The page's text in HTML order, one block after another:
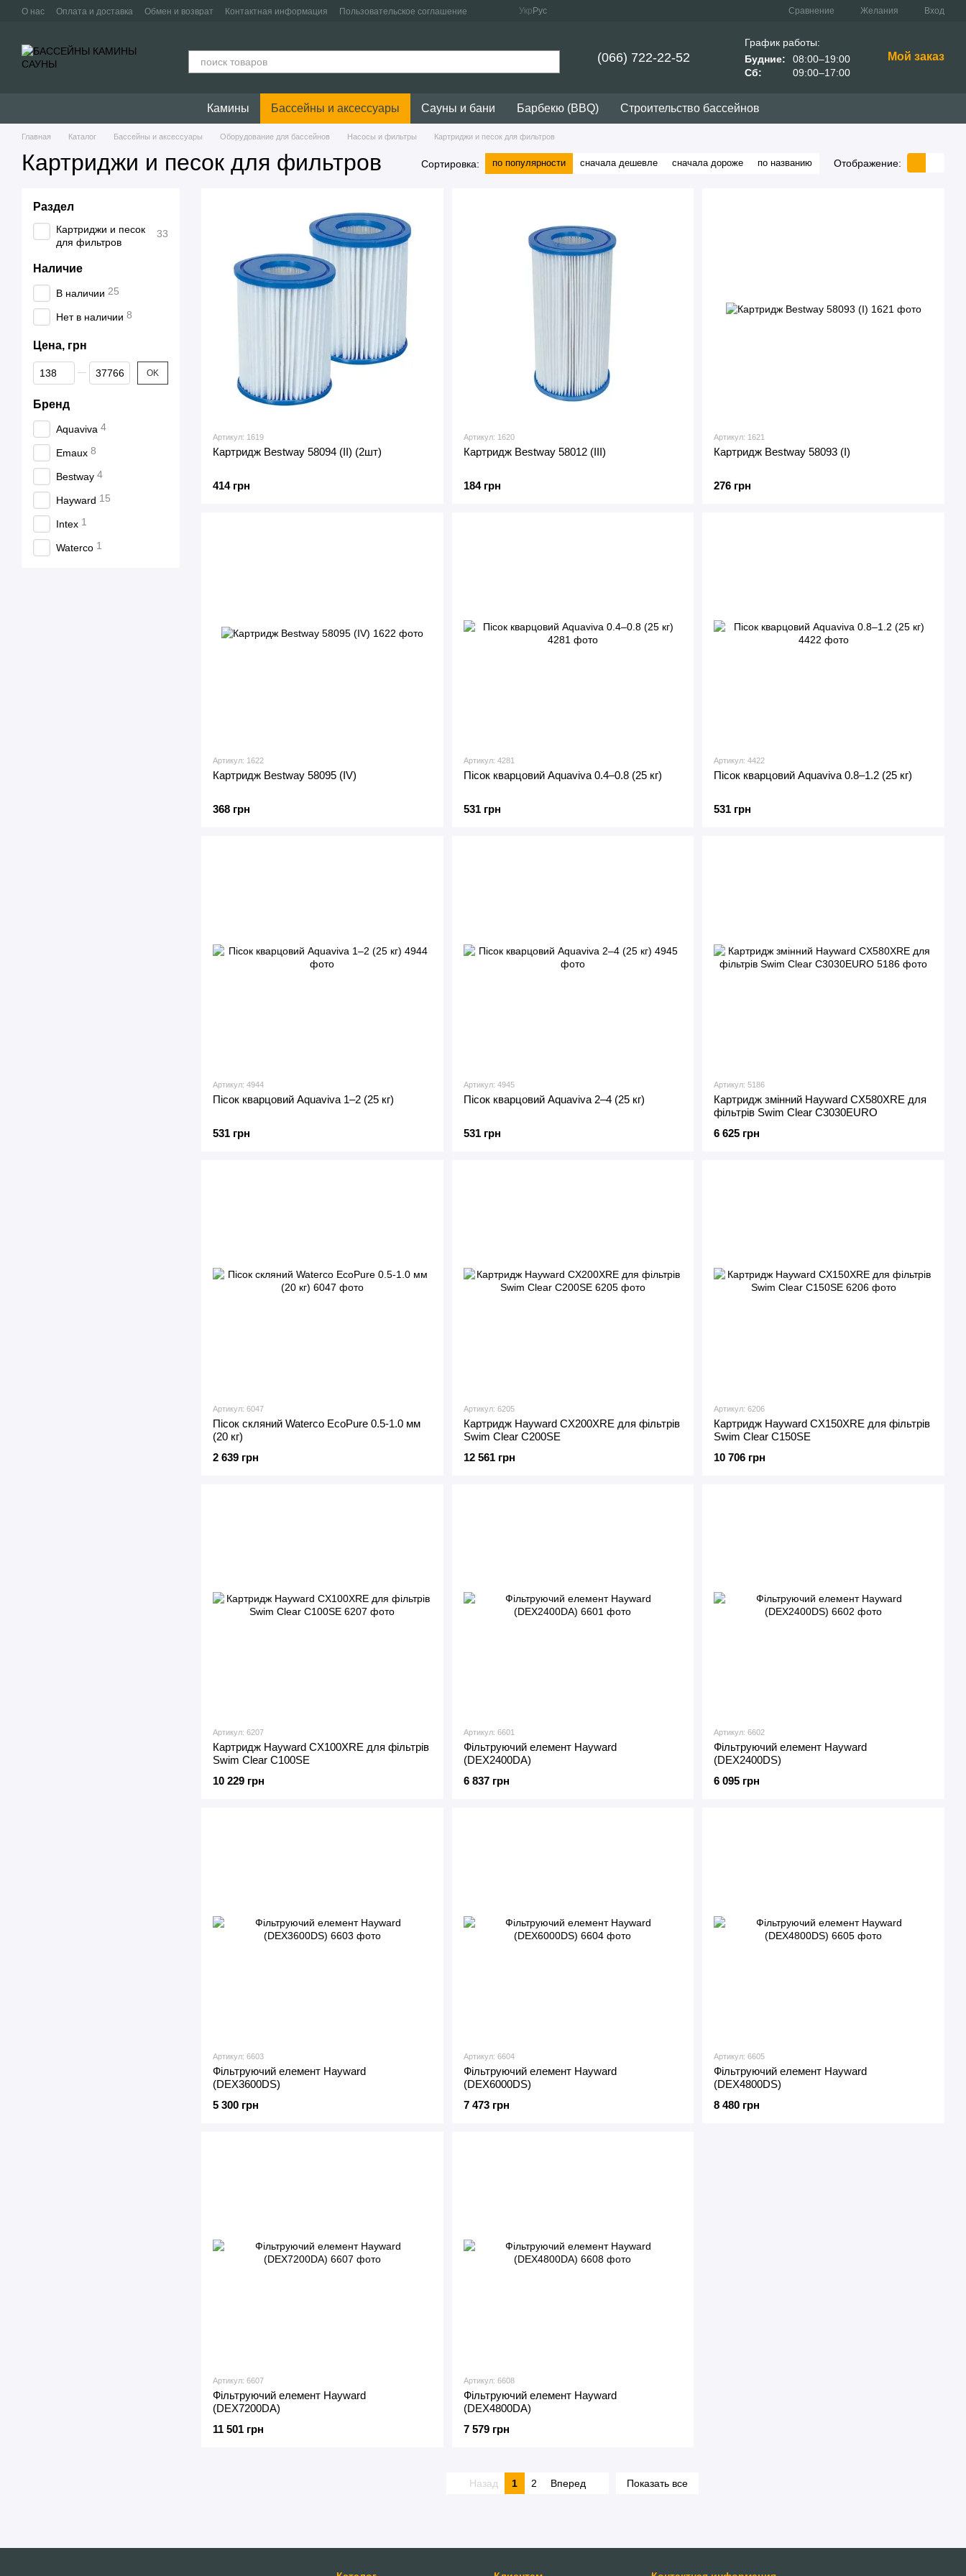
Перейти к основному контенту
О нас Оплата и доставка Обмен и возврат Контактная информация Пользовательское соглашение Укр Рус Сравнение Желания Вход
(066) 722-22-52
График работы:
Будние:
08:00–19:00
Сб:
09:00–17:00
Мой заказ
Камины Бассейны и аксессуары Сауны и бани Барбекю (BBQ) Строительство бассейнов
Главная Каталог Бассейны и аксессуары Оборудование для бассейнов Насосы и фильтры Картриджи и песок для фильтров
Картриджи и песок для фильтров Сортировка: по популярности сначала дешевле сначала дороже по названию Отображение:
Артикул: 1619
Картридж Bestway 58094 (II) (2шт)
414 грн
Артикул: 1620
Картридж Bestway 58012 (III)
184 грн
Артикул: 1621
Картридж Bestway 58093 (I)
276 грн
Артикул: 1622
Картридж Bestway 58095 (IV)
368 грн
Артикул: 4281
Пісок кварцовий Aquaviva 0.4–0.8 (25 кг)
531 грн
Артикул: 4422
Пісок кварцовий Aquaviva 0.8–1.2 (25 кг)
531 грн
Артикул: 4944
Пісок кварцовий Aquaviva 1–2 (25 кг)
531 грн
Артикул: 4945
Пісок кварцовий Aquaviva 2–4 (25 кг)
531 грн
Артикул: 5186
Картридж змінний Hayward CX580XRE для
фільтрів Swim Clear C3030EURO
6 625 грн
Артикул: 6047
Пісок скляний Waterco EcoPure 0.5-1.0 мм
(20 кг)
2 639 грн
Артикул: 6205
Картридж Hayward CX200XRE для фільтрів
Swim Clear C200SE
12 561 грн
Артикул: 6206
Картридж Hayward CX150XRE для фільтрів
Swim Clear C150SE
10 706 грн
Артикул: 6207
Картридж Hayward CX100XRE для фільтрів
Swim Clear C100SE
10 229 грн
Артикул: 6601
Фільтруючий елемент Hayward
(DEX2400DA)
6 837 грн
Артикул: 6602
Фільтруючий елемент Hayward
(DEX2400DS)
6 095 грн
Артикул: 6603
Фільтруючий елемент Hayward
(DEX3600DS)
5 300 грн
Артикул: 6604
Фільтруючий елемент Hayward
(DEX6000DS)
7 473 грн
Артикул: 6605
Фільтруючий елемент Hayward
(DEX4800DS)
8 480 грн
Артикул: 6607
Фільтруючий елемент Hayward
(DEX7200DA)
11 501 грн
Артикул: 6608
Фільтруючий елемент Hayward
(DEX4800DA)
7 579 грн
Назад 1 2 Вперед Показать все
Раздел
Картриджи и песок
для фильтров
33
Наличие
В наличии 25
Нет в наличии 8
Цена, грн
От Цена, грн
До Цена, грн OK
Бренд
Aquaviva 4
Emaux 8
Bestway 4
Hayward 15
Intex 1
Waterco 1